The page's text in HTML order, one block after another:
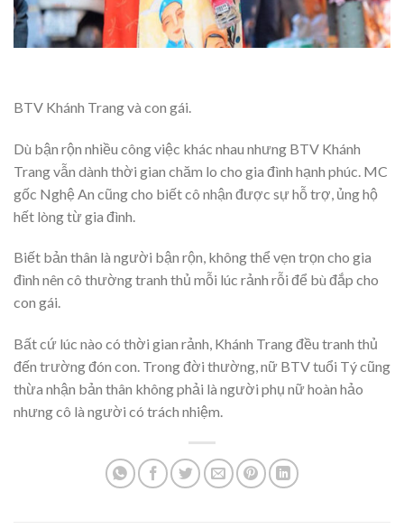
BTV Khánh Trang và con gái.
Dù bận rộn nhiều công việc khác nhau nhưng BTV Khánh
Trang vẫn dành thời gian chăm lo cho gia đình hạnh phúc. MC
gốc Nghệ An cũng cho biết cô nhận được sự hỗ trợ, ủng hộ
hết lòng từ gia đình.
Biết bản thân là người bận rộn, không thể vẹn trọn cho gia
đình nên cô thường tranh thủ mỗi lúc rảnh rỗi để bù đắp cho
con gái.
Bất cứ lúc nào có thời gian rảnh, Khánh Trang đều tranh thủ
đến trường đón con. Trong đời thường, nữ BTV tuổi Tý cũng
thừa nhận bản thân không phải là người phụ nữ hoàn hảo
nhưng cô là người có trách nhiệm.